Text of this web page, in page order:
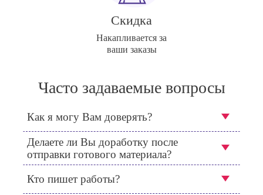
Скидка
Накапливается за
ваши заказы
Часто задаваемые вопросы
Как я могу Вам доверять?
Делаете ли Вы доработку после
отправки готового материала?
Кто пишет работы?